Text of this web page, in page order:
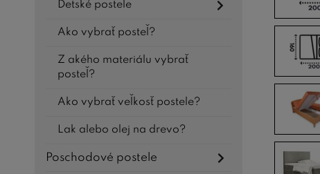
Detské postele
Ako vybrať posteľ?
Z akého materiálu vybrať
posteľ?
Ako vybrať veľkosť postele?
Lak alebo olej na drevo?
Poschodové postele